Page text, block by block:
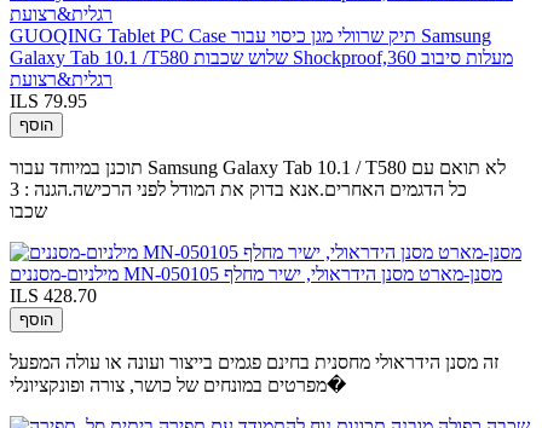
GUOQING Tablet PC Case תיק שרוולי מגן כיסוי עבור Samsung
Galaxy Tab 10.1 /T580 שלוש שכבות Shockproof,360 מעלות סיבוב
רגלית&רצועת
ILS 79.95
הוסף
תוכנן במיוחד עבור Samsung Galaxy Tab 10.1 / T580 לא תואם עם
כל הדגמים האחרים.אנא בדוק את המודל לפני הרכישה.הגנה : 3
שכבו
מילניום-מסננים MN-050105 מסנן-מארט מסנן הידראולי, ישיר מחלף
ILS 428.70
הוסף
זה מסנן הידראולי מחסנית בחינם פגמים בייצור ועונה או עולה המפעל
מפרטים במונחים של כושר, צורה ופונקציונלי�